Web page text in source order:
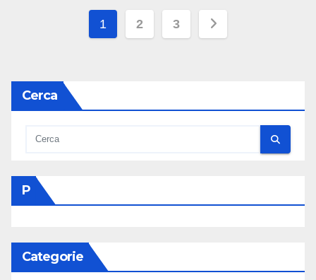
Paginazione
1 2 3
Cerca
P
Categorie